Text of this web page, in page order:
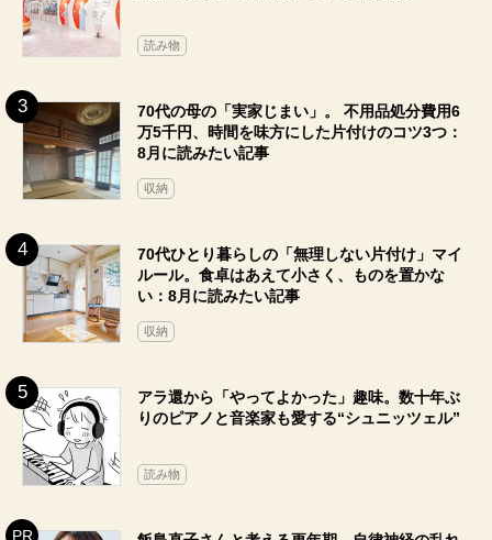
読み物
70代の母の「実家じまい」。 不用品処分費用6
万5千円、時間を味方にした片付けのコツ3つ：
8月に読みたい記事
収納
70代ひとり暮らしの「無理しない片付け」マイ
ルール。食卓はあえて小さく、ものを置かな
い：8月に読みたい記事
収納
アラ還から「やってよかった」趣味。数十年ぶ
りのピアノと音楽家も愛する“シュニッツェル”
読み物